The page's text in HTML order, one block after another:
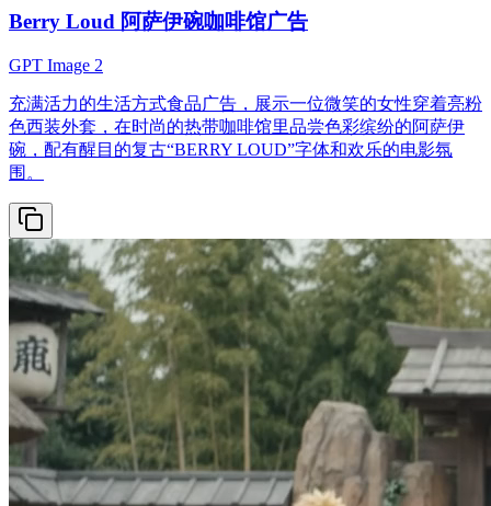
Berry Loud 阿萨伊碗咖啡馆广告
GPT Image 2
充满活力的生活方式食品广告，展示一位微笑的女性穿着亮粉
色西装外套，在时尚的热带咖啡馆里品尝色彩缤纷的阿萨伊
碗，配有醒目的复古“BERRY LOUD”字体和欢乐的电影氛
围。